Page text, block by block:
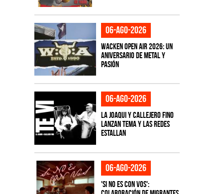
06-ago-2026
Wacken Open Air 2026: Un
aniversario de metal y
pasión
06-ago-2026
La Joaqui y Callejero Fino
lanzan tema y las redes
estallan
06-ago-2026
'Si No Es Con Vos':